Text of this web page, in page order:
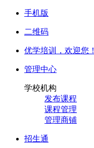
手机版
二维码
优学培训， 欢迎您！
管理中心
学校机构
发布课程
课程管理
管理商铺
招生通